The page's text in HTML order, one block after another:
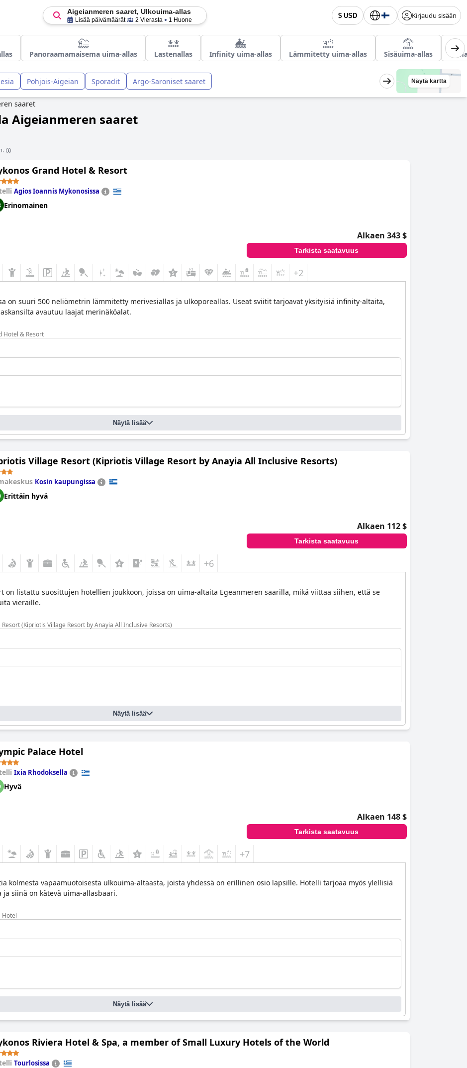
$ USD Kirjaudu sisään
Aigeianmeren saaret, Ulkouima-allas
Lisää päivämäärät 2 Vierasta 1 Huone
Panoraamamaisema uima-allas Lastenallas Infinity uima-allas Lämmitetty uima-allas Sisäuima-allas
Pohjois-Aigeian Sporadit Argo-Saroniset saaret Näytä kartta
saaret
Aigeianmeren saaret
Grand Hotel & Resort
Agios Ioannis Mykonosissa
Erinomainen
Alkaen 343 $
Tarkista saatavuus
+2
on suuri 500 neliömetrin lämmitetty merivesiallas ja ulkoporeallas. Useat sviitit tarjoavat yksityisiä infinity-altaita,
avautuu laajat merinäköalat.
Hotel & Resort
Näytä lisää
Village Resort (Kipriotis Village Resort by Anayia All Inclusive Resorts)
Kosin kaupungissa
Erittäin hyvä
Alkaen 112 $
Tarkista saatavuus
+6
on listattu suosittujen hotellien joukkoon, joissa on uima-altaita Egeanmeren saarilla, mikä viittaa siihen, että se
vieraille.
(Kipriotis Village Resort by Anayia All Inclusive Resorts)
Näytä lisää
Palace Hotel
Ixia Rhodoksella
Hyvä
Alkaen 148 $
Tarkista saatavuus
+7
kolmesta vapaamuotoisesta ulkouima-altaasta, joista yhdessä on erillinen osio lapsille. Hotelli tarjoaa myös ylellisiä
siinä on kätevä uima-allasbaari.
Hotel
Näytä lisää
Riviera Hotel & Spa, a member of Small Luxury Hotels of the World
Tourlosissa